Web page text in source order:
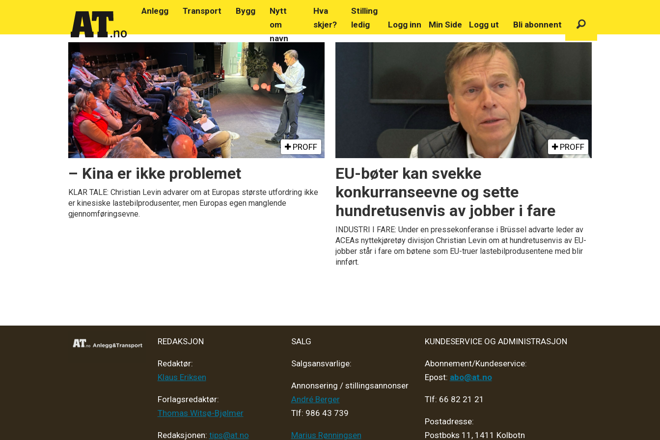
Anlegg Transport Bygg
Nytt
om
navn
Hva
skjer?
Stilling
ledig
Logg inn Min Side Logg ut Bli abonnent
christian
PROFF
– Kina er ikke problemet
KLAR TALE: Christian Levin advarer om at Europas største utfordring ikke
er kinesiske lastebilprodusenter, men Europas egen manglende
gjennomføringsevne.
PROFF
EU-bøter kan svekke
konkurranseevne og sette
hundretusenvis av jobber i fare
INDUSTRI I FARE: Under en pressekonferanse i Brüssel advarte leder av
ACEAs nyttekjøretøy divisjon Christian Levin om at hundretusenvis av EU-
jobber står i fare om bøtene som EU-truer lastebilprodusentene med blir
innført.
REDAKSJON
Redaktør:
Klaus Eriksen
Forlagsredaktør:
Thomas Witsø-Bjølmer
Redaksjonen: tips@at.no
SALG
Salgsansvarlige:
Annonsering / stillingsannonser
André Berger
Tlf: 986 43 739
Marius Rønningsen
KUNDESERVICE OG ADMINISTRASJON
Abonnement/Kundeservice:
Epost: abo@at.no
Tlf: 66 82 21 21
Postadresse:
Postboks 11, 1411 Kolbotn